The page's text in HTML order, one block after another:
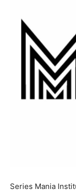
Series Mania